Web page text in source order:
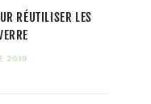
RÉUTILISER LES
2019